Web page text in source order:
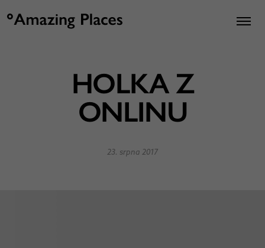
HOLKA Z
ONLINU
23. srpna 2017